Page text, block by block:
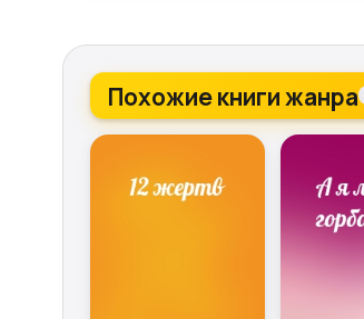
Похожие книги жанра